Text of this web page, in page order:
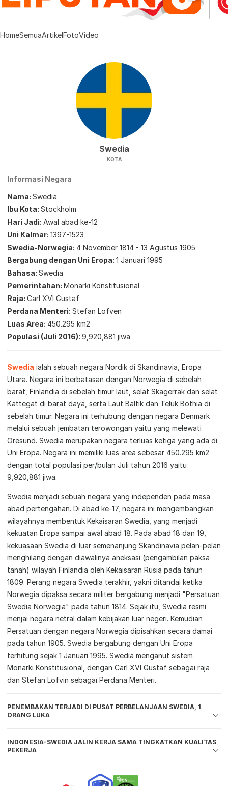
HomeSemuaArtikelFotoVideo
Swedia
KOTA
Informasi Negara
Nama Swedia
Ibu Kota Stockholm
Hari Jadi Awal abad ke-12
Uni Kalmar 1397-1523
Swedia-Norwegia 4 November 1814 - 13 Agustus 1905
Bergabung dengan Uni Eropa 1 Januari 1995
Bahasa Swedia
Pemerintahan Monarki Konstitusional
Raja Carl XVI Gustaf
Perdana Menteri Stefan Lofven
Luas Area 450.295 km2
Populasi (Juli 2016) 9,920,881 jiwa
Swedia ialah sebuah negara Nordik di Skandinavia, Eropa
Utara. Negara ini berbatasan dengan Norwegia di sebelah
barat, Finlandia di sebelah timur laut, selat Skagerrak dan selat
Kattegat di barat daya, serta Laut Baltik dan Teluk Bothia di
sebelah timur. Negara ini terhubung dengan negara Denmark
melalui sebuah jembatan terowongan yaitu yang melewati
Oresund. Swedia merupakan negara terluas ketiga yang ada di
Uni Eropa. Negara ini memiliki luas area sebesar 450.295 km2
dengan total populasi per/bulan Juli tahun 2016 yaitu
9,920,881 jiwa.
Swedia menjadi sebuah negara yang independen pada masa
abad pertengahan. Di abad ke-17, negara ini mengembangkan
wilayahnya membentuk Kekaisaran Swedia, yang menjadi
kekuatan Eropa sampai awal abad 18. Pada abad 18 dan 19,
kekuasaan Swedia di luar semenanjung Skandinavia pelan-pelan
menghilang dengan diawalinya aneksasi (pengambilan paksa
tanah) wilayah Finlandia oleh Kekaisaran Rusia pada tahun
1809. Perang negara Swedia terakhir, yakni ditandai ketika
Norwegia dipaksa secara militer bergabung menjadi "Persatuan
Swedia Norwegia" pada tahun 1814. Sejak itu, Swedia resmi
menjai negara netral dalam kebijakan luar negeri. Kemudian
Persatuan dengan negara Norwegia dipisahkan secara damai
pada tahun 1905. Swedia bergabung dengan Uni Eropa
terhitung sejak 1 Januari 1995. Swedia menganut sistem
Monarki Konstitusional, dengan Carl XVI Gustaf sebagai raja
dan Stefan Lofvin sebagai Perdana Menteri.
PENEMBAKAN TERJADI DI PUSAT PERBELANJAAN SWEDIA, 1
ORANG LUKA
INDONESIA-SWEDIA JALIN KERJA SAMA TINGKATKAN KUALITAS
PEKERJA